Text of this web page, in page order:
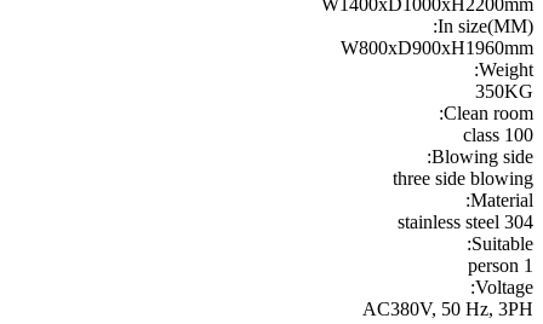
In size(MM):
W800xD900xH1960mm
Weight:
350KG
Clean room:
100 class
Blowing side:
three side blowing
Material:
stainless steel 304
Suitable:
1 person
Voltage:
AC380V, 50 Hz, 3PH